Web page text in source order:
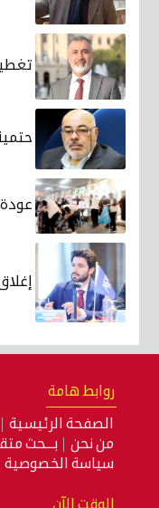
عودة أكثر من 19
روابط هامة
الصفحة الرئيسية
من نحن
بـــحث
سياسة الخصوصية